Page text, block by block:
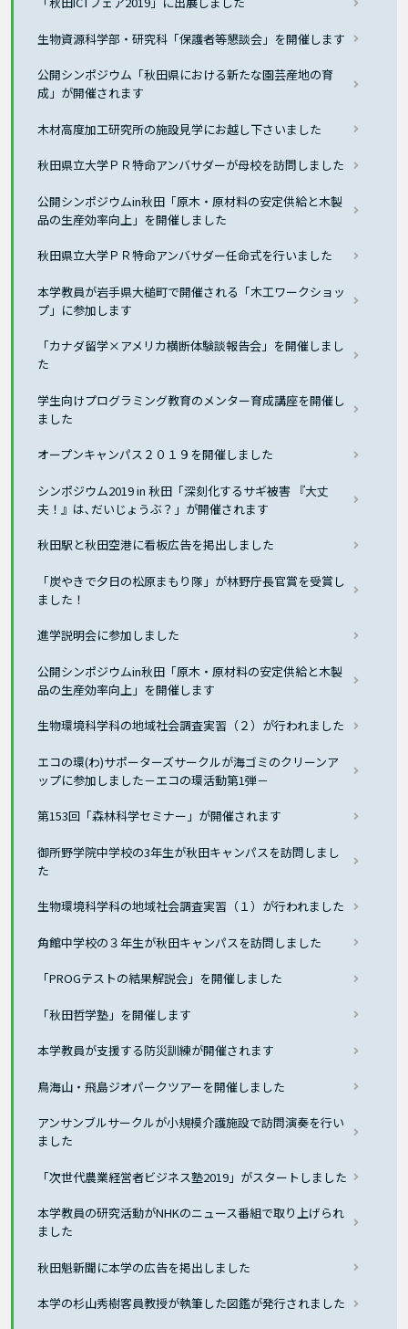
生物資源科学部・研究科「保護者等懇談会」を開催します
公開シンポジウム「秋田県における新たな園芸産地の育
成」が開催されます
木材高度加工研究所の施設見学にお越し下さいました
秋田県立大学ＰＲ特命アンバサダーが母校を訪問しました
公開シンポジウムin秋田「原木・原材料の安定供給と木製
品の生産効率向上」を開催しました
秋田県立大学ＰＲ特命アンバサダー任命式を行いました
本学教員が岩手県大槌町で開催される「木工ワークショッ
プ」に参加します
「カナダ留学×アメリカ横断体験談報告会」を開催しまし
た
学生向けプログラミング教育のメンター育成講座を開催し
ました
オープンキャンパス２０１９を開催しました
シンポジウム2019 in 秋田「深刻化するサギ被害 『大丈
夫！』は､だいじょうぶ？」が開催されます
秋田駅と秋田空港に看板広告を掲出しました
「炭やきで夕日の松原まもり隊」が林野庁長官賞を受賞し
ました！
進学説明会に参加しました
公開シンポジウムin秋田「原木・原材料の安定供給と木製
品の生産効率向上」を開催します
生物環境科学科の地域社会調査実習（２）が行われました
エコの環(わ)サポーターズサークルが海ゴミのクリーンア
ップに参加しました－エコの環活動第1弾－
第153回「森林科学セミナー」が開催されます
御所野学院中学校の3年生が秋田キャンパスを訪問しまし
た
生物環境科学科の地域社会調査実習（１）が行われました
角館中学校の３年生が秋田キャンパスを訪問しました
「PROGテストの結果解説会」を開催しました
「秋田哲学塾」を開催します
本学教員が支援する防災訓練が開催されます
鳥海山・飛島ジオパークツアーを開催しました
アンサンブルサークルが小規模介護施設で訪問演奏を行い
ました
「次世代農業経営者ビジネス塾2019」がスタートしました
本学教員の研究活動がNHKのニュース番組で取り上げられ
ました
秋田魁新聞に本学の広告を掲出しました
本学の杉山秀樹客員教授が執筆した図鑑が発行されました